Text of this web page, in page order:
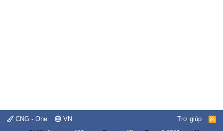
CNG - One VN Trợ giúp
R